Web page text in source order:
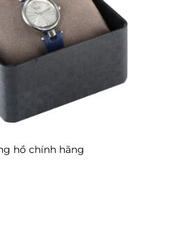
hồ chính hãng